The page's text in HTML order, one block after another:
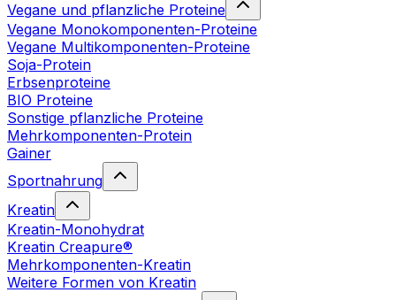
Vegane und pflanzliche Proteine
Vegane Monokomponenten-Proteine
Vegane Multikomponenten-Proteine
Soja-Protein
Erbsenproteine
BIO Proteine
Sonstige pflanzliche Proteine
Mehrkomponenten-Protein
Gainer
Sportnahrung
Kreatin
Kreatin-Monohydrat
Kreatin Creapure®
Mehrkomponenten-Kreatin
Weitere Formen von Kreatin